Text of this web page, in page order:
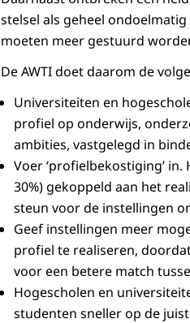
stelsel als geheel
moeten meer gestuurd
De AWTI doet daarom de
Universiteiten en
profiel op onderwijs,
ambities, vastgelegd in
Voer ‘profielbekostiging’
30%) gekoppeld aan het
steun voor de instellingen
Geef instellingen meer
profiel te realiseren,
voor een betere match
Hogescholen en
studenten sneller op de